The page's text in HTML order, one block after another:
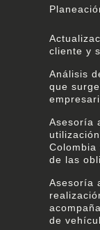
cliente y
Análisis
que
Asesoría
Colombia
de las
Asesoría
de